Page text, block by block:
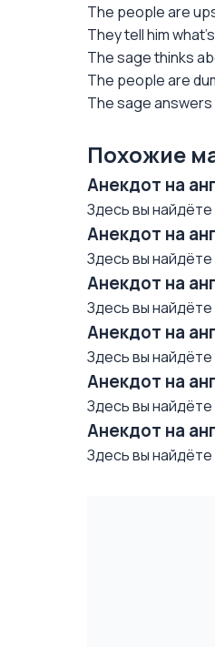
The people are
They tell him
The sage thinks
The people are
The sage answers
Похожие
Анекдот на
Здесь вы найдёте
Анекдот на
Здесь вы найдёте
Анекдот на
Здесь вы найдёте
Анекдот на
Здесь вы
Анекдот на
Здесь вы найдёте
Анекдот на
Здесь вы найдёте